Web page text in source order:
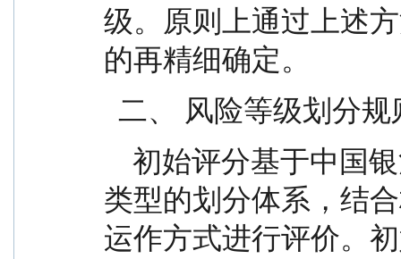
级。原则上通过上述
的再精细确定。
二、 风险等级划分规
类型的划分体系，结
运作方式进行评价。